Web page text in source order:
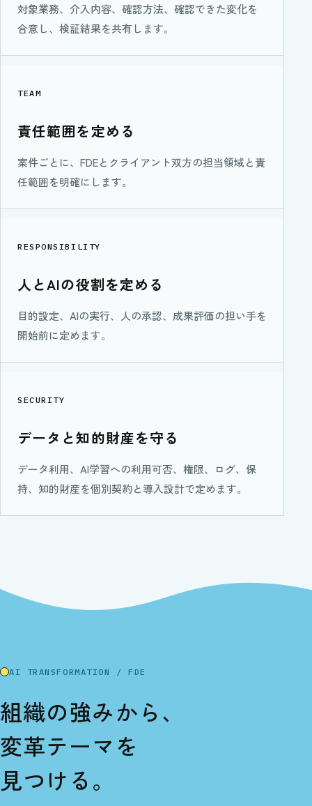
対象業務、介入内容、確認方法、確認できた変化を
合意し、検証結果を共有します。
TEAM
責任範囲を定める
案件ごとに、FDEとクライアント双方の担当領域と責
任範囲を明確にします。
RESPONSIBILITY
人とAIの役割を定める
目的設定、AIの実行、人の承認、成果評価の担い手を
開始前に定めます。
SECURITY
データと知的財産を守る
データ利用、AI学習への利用可否、権限、ログ、保
持、知的財産を個別契約と導入設計で定めます。
AI TRANSFORMATION / FDE
組織の強みから、
変革テーマを
見つける。